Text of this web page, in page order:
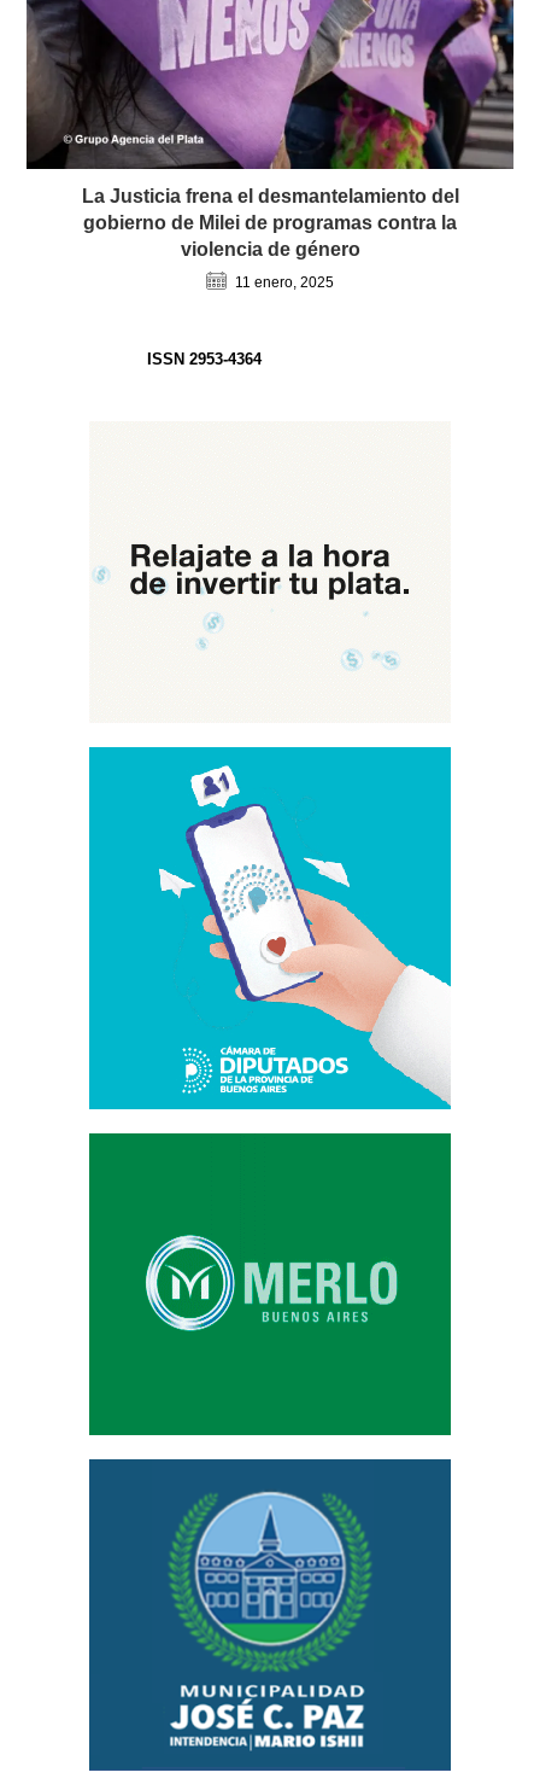
La Justicia frena el desmantelamiento del
gobierno de Milei de programas contra la
violencia de género
11 enero, 2025
ISSN 2953-4364